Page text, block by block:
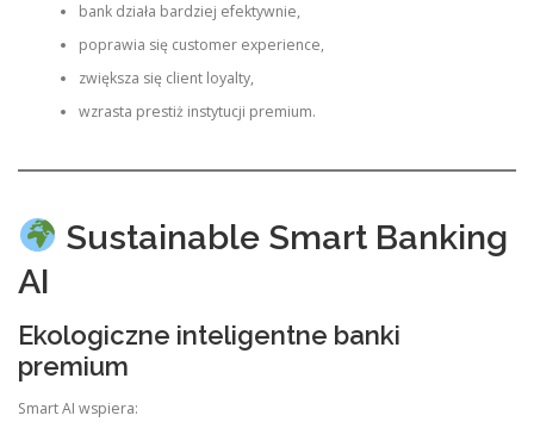
bank działa bardziej efektywnie,
poprawia się customer experience,
zwiększa się client loyalty,
wzrasta prestiż instytucji premium.
Sustainable Smart Banking
AI
Ekologiczne inteligentne banki
premium
Smart AI wspiera: